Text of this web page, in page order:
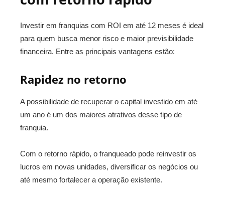
Investir em franquias com ROI em até 12 meses é ideal
para quem busca menor risco e maior previsibilidade
financeira. Entre as principais vantagens estão:
Rapidez no retorno
A possibilidade de recuperar o capital investido em até
um ano é um dos maiores atrativos desse tipo de
franquia.
Com o retorno rápido, o franqueado pode reinvestir os
lucros em novas unidades, diversificar os negócios ou
até mesmo fortalecer a operação existente.